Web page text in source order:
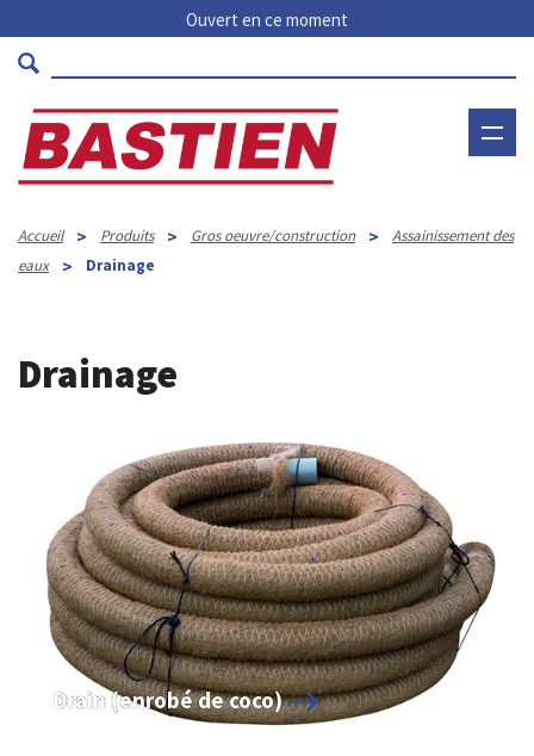
Ouvert en ce moment
Accueil > Produits > Gros oeuvre/construction >
Assainissement des
eaux
> Drainage
Drainage
Drain (enrobé de coco)